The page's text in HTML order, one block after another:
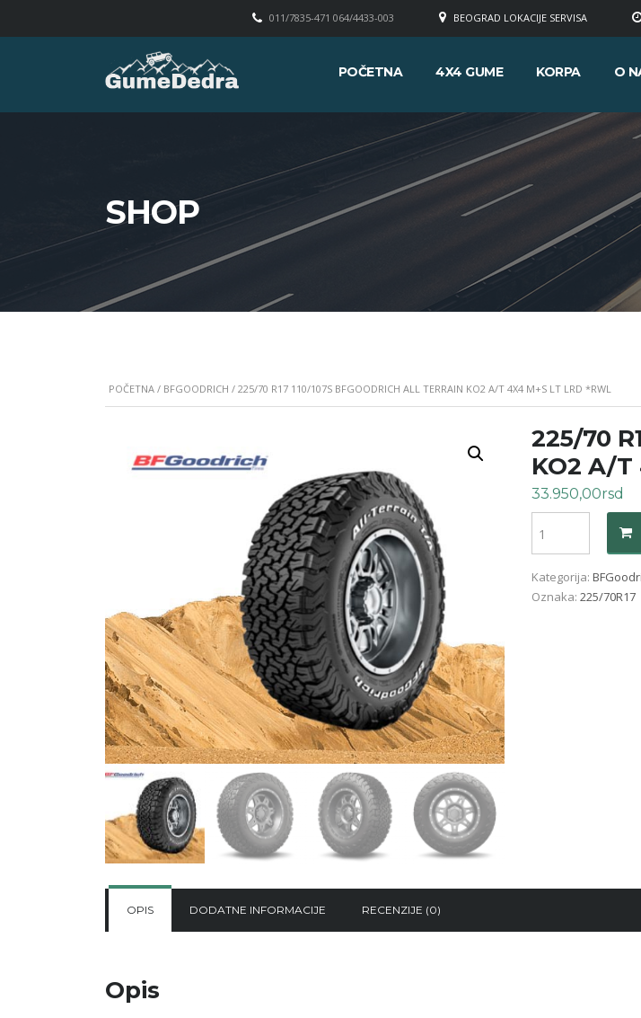
BEOGRAD LOKACIJE SERVISA
011/7835-471 064/4433-003
POČETNA 4X4 GUME KORPA O
SHOP
POČETNA / BFGOODRICH / 225/70 R17 110/107S BFGOODRICH ALL TERRAIN KO2 A/T 4X4 M+S LT LRD *RWL
225/70
KO2 A/T
33.950,00rsd
Kategorija:
Oznaka: 225/70R17
OPIS DODATNE INFORMACIJE RECENZIJE (0)
Opis